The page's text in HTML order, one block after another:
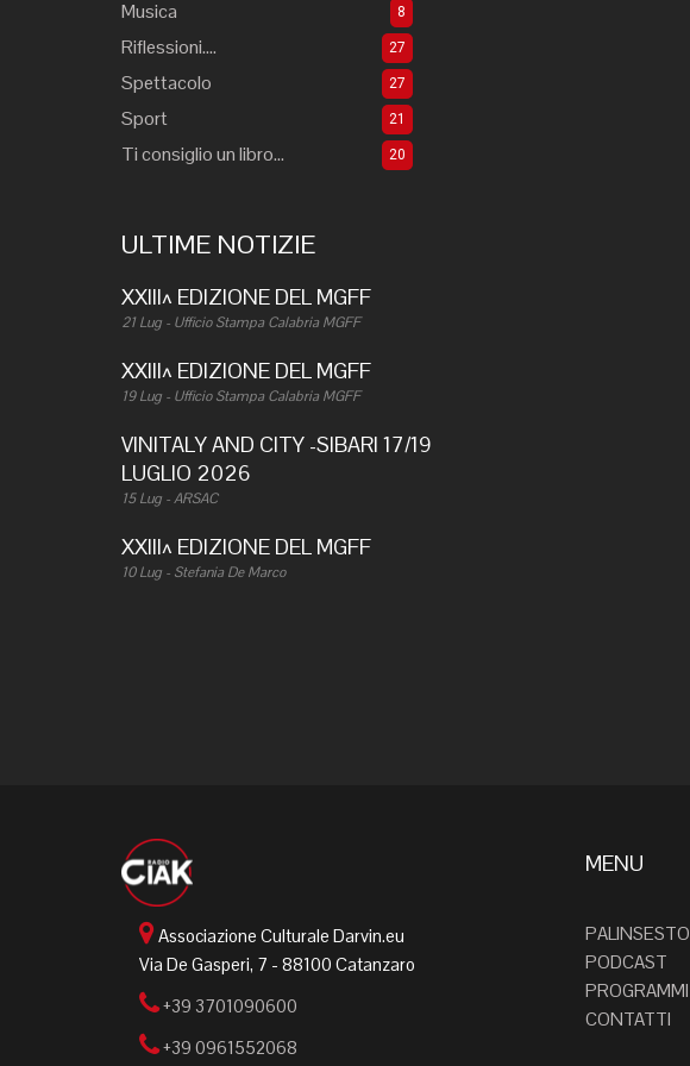
Musica 8
Riflessioni.... 27
Spettacolo 27
Sport 21
Ti consiglio un libro... 20
ULTIME NOTIZIE
XXIII^ EDIZIONE DEL MGFF
21 Lug - Ufficio Stampa Calabria MGFF
XXIII^ EDIZIONE DEL MGFF
19 Lug - Ufficio Stampa Calabria MGFF
VINITALY AND CITY -SIBARI 17/19
LUGLIO 2026
15 Lug - ARSAC
XXIII^ EDIZIONE DEL MGFF
10 Lug - Stefania De Marco
Associazione Culturale Darvin.eu
Via De Gasperi, 7 - 88100 Catanzaro
+39 3701090600
+39 0961552068
MENU
PALINSESTO
PODCAST
PROGRAMMI
CONTATTI